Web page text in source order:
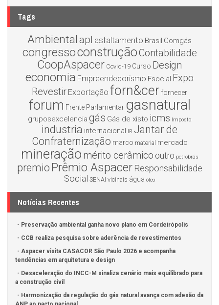
Tags
Ambiental apl asfaltamento Brasil Comgás
congressoconstruçãoContabilidade
CoopAspacer Covid-19 Curso Design
economia Empreendedorismo Esocial Expo
Revestir Exportação forn&cer fornecer
forum Frente Parlamentar gasnatural
gruposexcelencia gás Gás de xisto icms Imposto
industria internacional IR Jantar de
Confraternização marco material mercado
mineração mérito cerâmico outro petrobrás
premio Prêmio Aspacer Responsabilidade
Social SENAI vicinais água óleo
Notícias Recentes
Preservação ambiental ganha novo plano em Cordeirópolis
CCB realiza pesquisa sobre aderência de revestimentos
Aspacer visita CASACOR São Paulo 2026 e acompanha
tendências em arquitetura e design
Desaceleração do INCC-M sinaliza cenário mais equilibrado para
a construção civil
Harmonização da regulação do gás natural avança com adesão da